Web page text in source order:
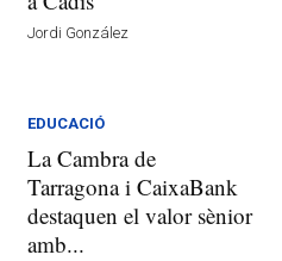
Jordi González
EDUCACIÓ
La Cambra de
Tarragona i CaixaBank
destaquen el valor sènior
amb...